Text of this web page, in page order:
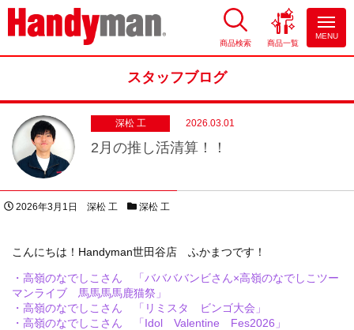
お風呂やキッチンのリフォーム
商品検索 商品一覧
MENU
スタッフブログ
深松 工 2026.03.01
2月の推し活清算！！
投稿日
2026年3月1日 著者
深松 工 スタッフブログカテゴリー
深松 工
こんにちは！Handyman世田谷店 ふかまつです！
・高嶺のなでしこさん 「ババババンビさん×高嶺のなでしこツー
マンライブ 馬馬馬馬鹿猫祭」
・高嶺のなでしこさん 「リミスタ ビンゴ大会」
・高嶺のなでしこさん 「Idol Valentine Fes2026」